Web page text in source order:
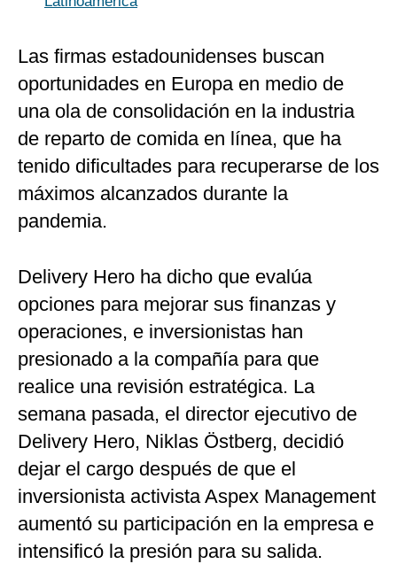
Las firmas estadounidenses buscan
oportunidades en Europa en medio de
una ola de consolidación en la industria
de reparto de comida en línea, que ha
tenido dificultades para recuperarse de los
máximos alcanzados durante la
pandemia.
Delivery Hero ha dicho que evalúa
opciones para mejorar sus finanzas y
operaciones, e inversionistas han
presionado a la compañía para que
realice una revisión estratégica. La
semana pasada, el director ejecutivo de
Delivery Hero, Niklas Östberg, decidió
dejar el cargo después de que el
inversionista activista Aspex Management
aumentó su participación en la empresa e
intensificó la presión para su salida.